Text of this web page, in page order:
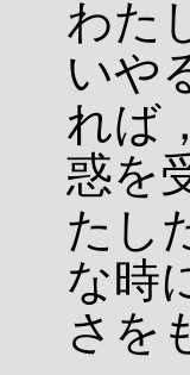
わた
いや
れば
惑を
たし
な時
さを